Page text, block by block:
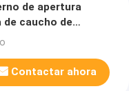
de apertura
de caucho de
200°C
Contactar ahora